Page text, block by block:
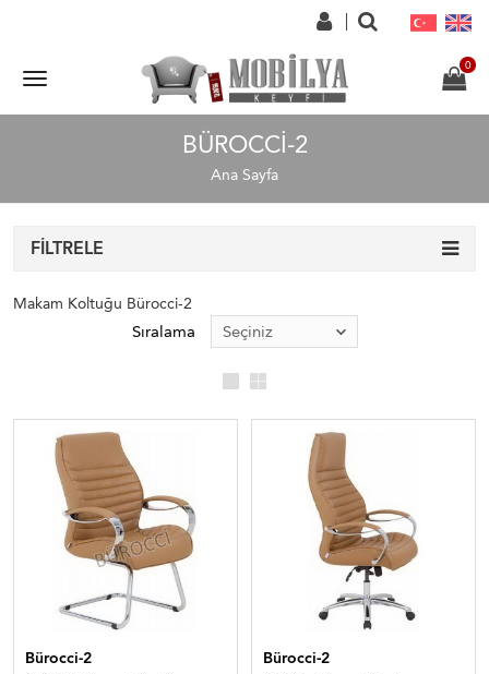
BÜROCCI-2
Ana Sayfa
FILTRELE
Makam Koltuğu Bürocci-2
Sıralama
Bürocci-2
Bürocci-2